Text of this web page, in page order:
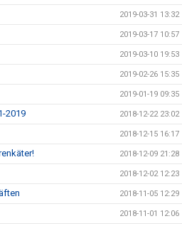
2019-03-31 13:32
2019-03-17 10:57
2019-03-10 19:53
2019-02-26 15:35
2019-01-19 09:35
2019 2018-12-22 23:02
2018-12-15 16:17
2018-12-09 21:28
2018-12-02 12:23
2018-11-05 12:29
2018-11-01 12:06